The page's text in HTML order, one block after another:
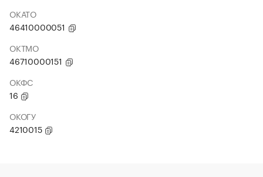
ОКАТО
46410000051
ОКТМО
46710000151
ОКФС
16
ОКОГУ
4210015